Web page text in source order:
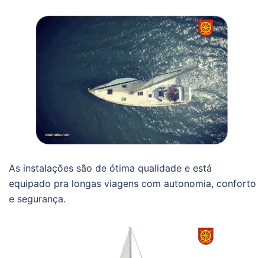
As instalações são de ótima qualidade e está
equipado pra longas viagens com autonomia, conforto
e segurança.